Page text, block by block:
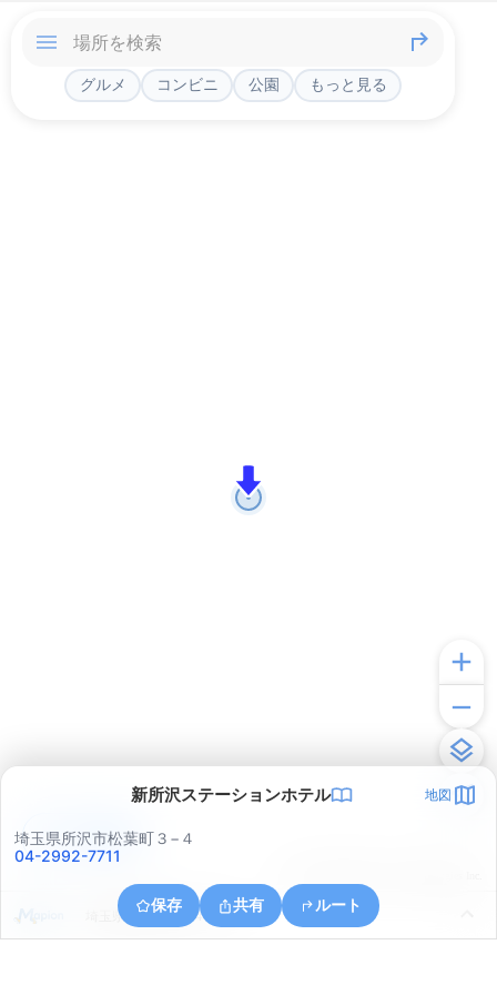
グルメ コンビニ 公園 もっと見る
新所沢ステーションホテル 地図
埼玉県所沢市松葉町３−４
04-2992-7711
保存 共有 ルート
埼玉県所沢市並木４丁目
アプリで見る